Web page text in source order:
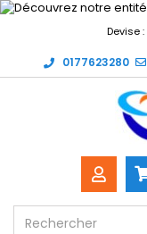
Devise :
0177623280